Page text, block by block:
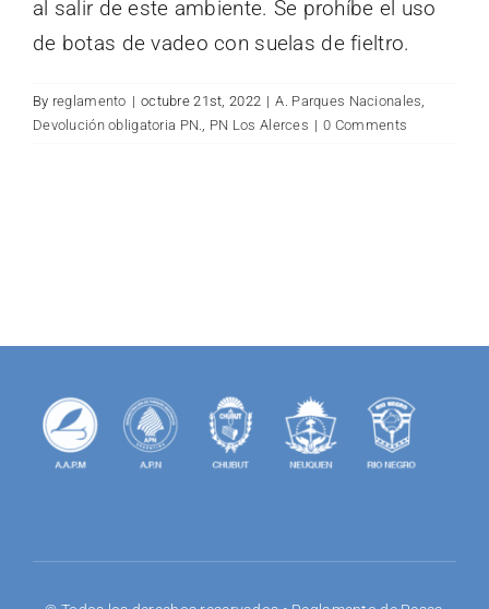
al salir de este ambiente. Se prohíbe el uso
de botas de vadeo con suelas de fieltro.
By reglamento | octubre 21st, 2022 | A. Parques Nacionales,
Devolución obligatoria PN., PN Los Alerces | 0 Comments